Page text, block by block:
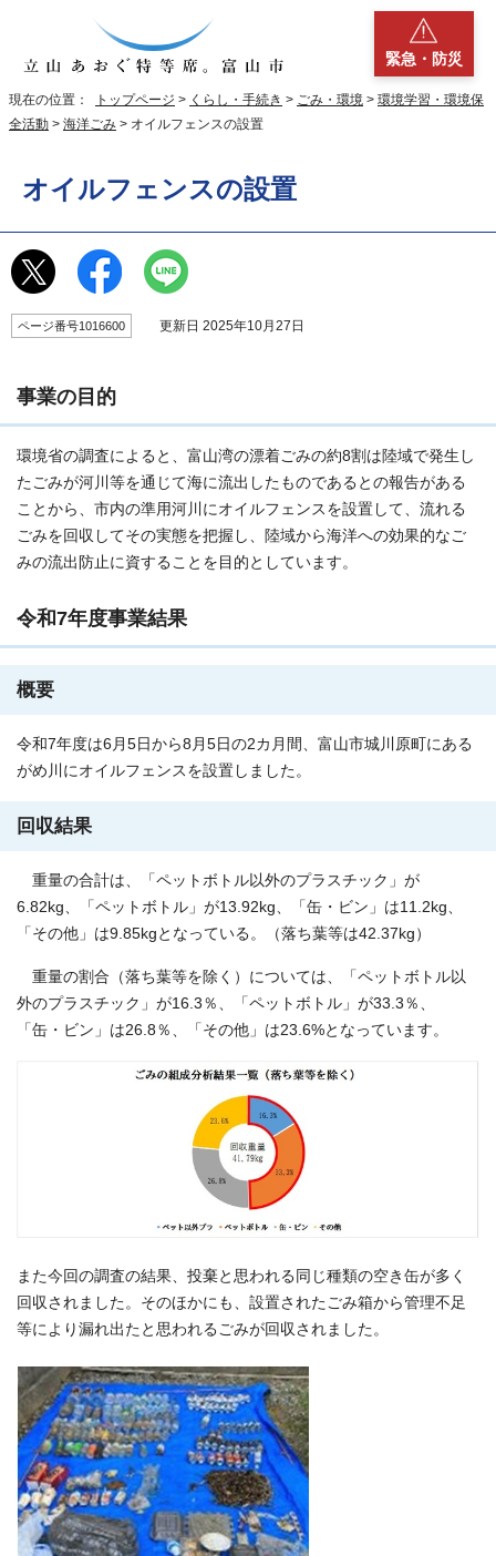
緊急・防災
現在の位置： トップページ > くらし・手続き > ごみ・環境 > 環境学習・環境保
全活動 > 海洋ごみ > オイルフェンスの設置
オイルフェンスの設置
ページ番号1016600 更新日 2025年10月27日
事業の目的
環境省の調査によると、富山湾の漂着ごみの約8割は陸域で発生し
たごみが河川等を通じて海に流出したものであるとの報告がある
ことから、市内の準用河川にオイルフェンスを設置して、流れる
ごみを回収してその実態を把握し、陸域から海洋への効果的なご
みの流出防止に資することを目的としています。
令和7年度事業結果
概要
令和7年度は6月5日から8月5日の2カ月間、富山市城川原町にある
がめ川にオイルフェンスを設置しました。
回収結果
重量の合計は、「ペットボトル以外のプラスチック」が
6.82kg、「ペットボトル」が13.92kg、「缶・ビン」は11.2kg、
「その他」は9.85kgとなっている。（落ち葉等は42.37kg）
重量の割合（落ち葉等を除く）については、「ペットボトル以
外のプラスチック」が16.3％、「ペットボトル」が33.3％、
「缶・ビン」は26.8％、「その他」は23.6%となっています。
また今回の調査の結果、投棄と思われる同じ種類の空き缶が多く
回収されました。そのほかにも、設置されたごみ箱から管理不足
等により漏れ出たと思われるごみが回収されました。